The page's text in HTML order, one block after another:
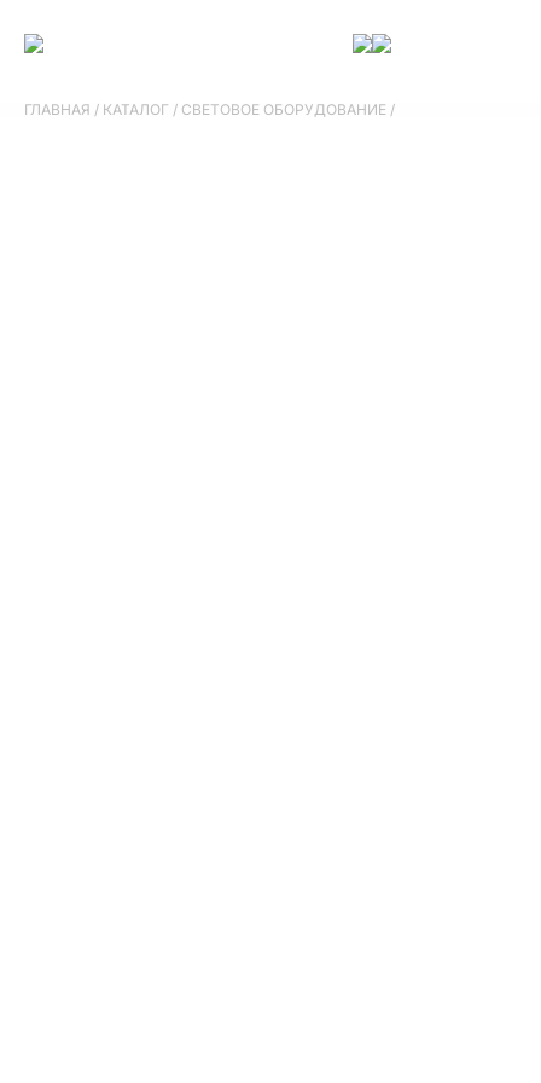
ГЛАВНАЯ / КАТАЛОГ / СВЕТОВОЕ ОБОРУДОВАНИЕ /